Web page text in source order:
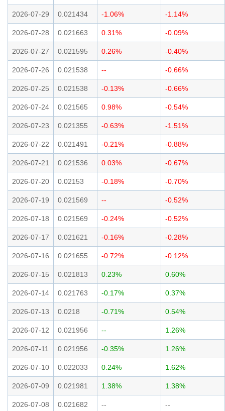
2026-07-29 0.021434 -1.06% -1.14%
2026-07-28 0.021663 0.31% -0.09%
2026-07-27 0.021595 0.26% -0.40%
2026-07-26 0.021538 -- -0.66%
2026-07-25 0.021538 -0.13% -0.66%
2026-07-24 0.021565 0.98% -0.54%
2026-07-23 0.021355 -0.63% -1.51%
2026-07-22 0.021491 -0.21% -0.88%
2026-07-21 0.021536 0.03% -0.67%
2026-07-20 0.02153 -0.18% -0.70%
2026-07-19 0.021569 -- -0.52%
2026-07-18 0.021569 -0.24% -0.52%
2026-07-17 0.021621 -0.16% -0.28%
2026-07-16 0.021655 -0.72% -0.12%
2026-07-15 0.021813 0.23% 0.60%
2026-07-14 0.021763 -0.17% 0.37%
2026-07-13 0.0218 -0.71% 0.54%
2026-07-12 0.021956 -- 1.26%
2026-07-11 0.021956 -0.35% 1.26%
2026-07-10 0.022033 0.24% 1.62%
2026-07-09 0.021981 1.38% 1.38%
2026-07-08 0.021682 -- --